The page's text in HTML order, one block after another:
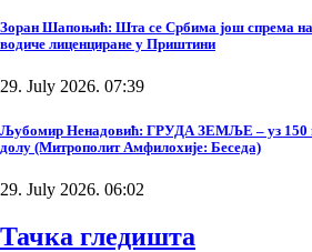
Зоран Шапоњић: Шта се Србима још спрема
водиче лиценциране у Приштини
29. July 2026. 07:39
Љубомир Ненадовић: ГРУДА ЗЕМЉЕ – уз 150
долу (Митрополит Амфилохије: Беседа)
29. July 2026. 06:02
Тачка гледишта